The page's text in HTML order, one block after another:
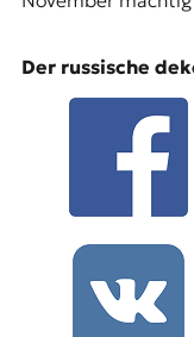
Der russische